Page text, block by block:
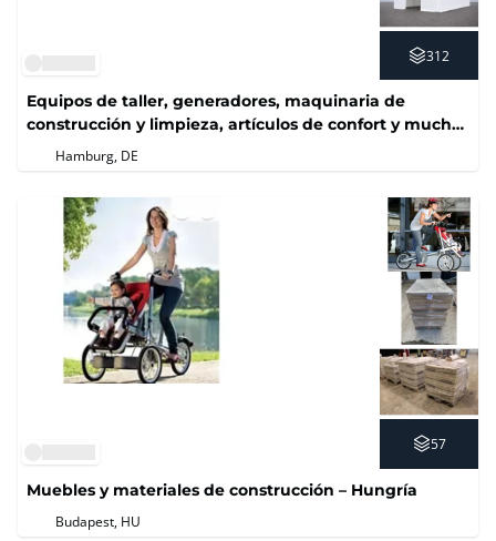
312
Equipos de taller, generadores, maquinaria de
construcción y limpieza, artículos de confort y mucho
másHamburg, DE
57
Muebles y materiales de construcción – Hungría
Budapest, HU